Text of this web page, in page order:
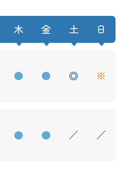
木 金 土 日
● ● ◎ ※
● ● ／ ／